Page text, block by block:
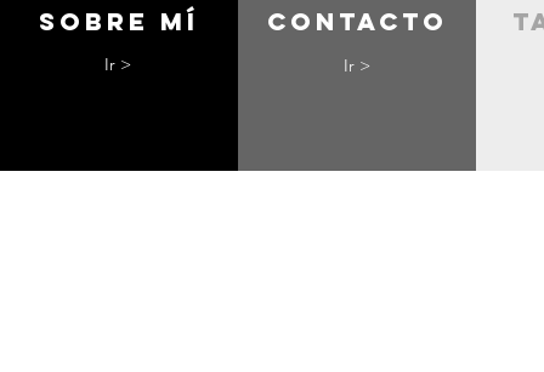
Sobre mí
Ir >
contacto
Ir >